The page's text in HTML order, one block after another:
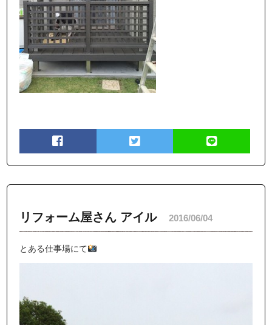
リフォーム屋さん アイル 2016/06/04
とある仕事場にて